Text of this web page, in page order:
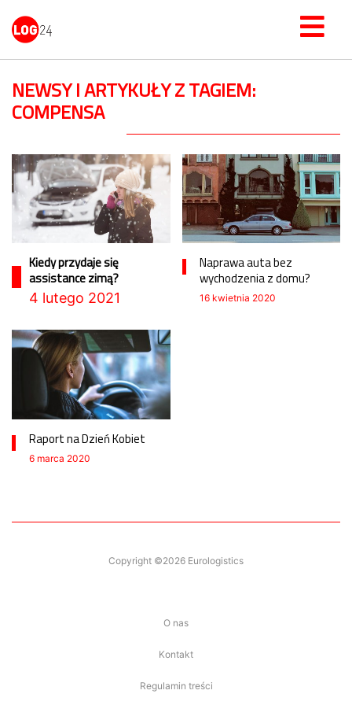
NEWSY I ARTYKUŁY Z TAGIEM:
COMPENSA
Kiedy przydaje się
assistance zimą?
4 lutego 2021
Naprawa auta bez
wychodzenia z domu?
16 kwietnia 2020
Raport na Dzień Kobiet
6 marca 2020
Copyright ©2026 Eurologistics
O nas
Kontakt
Regulamin treści